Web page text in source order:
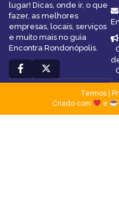
lugar! Dicas, onde ir, o que
fazer, as melhores
empresas, locais, serviços
e muito mais no guia
Encontra Rondonópolis.
Termos|
Criado com
e